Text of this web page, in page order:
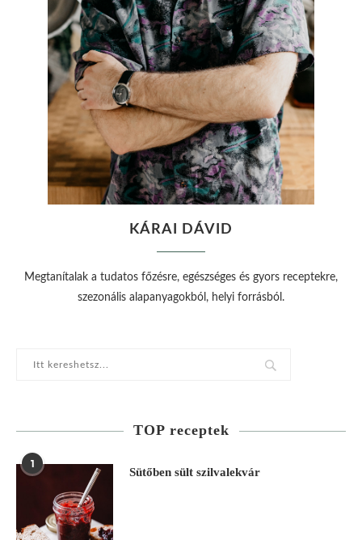
KÁRAI DÁVID
Megtanítalak a tudatos főzésre, egészséges és gyors receptekre,
szezonális alapanyagokból, helyi forrásból.
TOP receptek
1
Sütőben sült szilvalekvár